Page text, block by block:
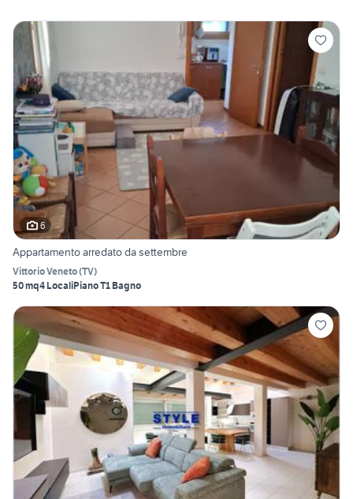
6
Appartamento arredato da settembre
Vittorio Veneto(TV)
50 mq4 LocaliPiano T1 Bagno